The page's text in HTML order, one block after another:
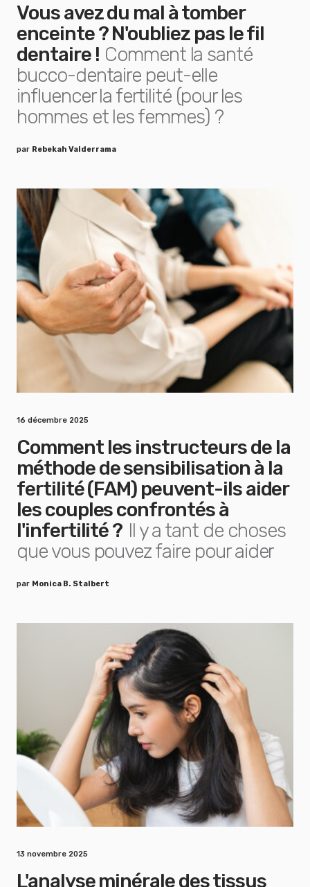
Vous avez du mal à tomber
enceinte ? N'oubliez pas le fil
dentaire ! Comment la santé
bucco-dentaire peut-elle
influencer la fertilité (pour les
hommes et les femmes) ?
par Rebekah Valderrama
16 décembre 2025
Comment les instructeurs de la
méthode de sensibilisation à la
fertilité (FAM) peuvent-ils aider
les couples confrontés à
l'infertilité ? Il y a tant de choses
que vous pouvez faire pour aider
par Monica B. Stalbert
13 novembre 2025
L'analyse minérale des tissus